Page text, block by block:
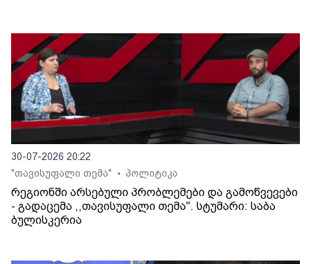
30-07-2026 20:22
"თავისუფალი თემა"
• პოლიტიკა
რეგიონში არსებული პრობლემები და გამოწვევები
- გადაცემა ,,თავისუფალი თემა". სტუმარი: საბა
ბულისკერია